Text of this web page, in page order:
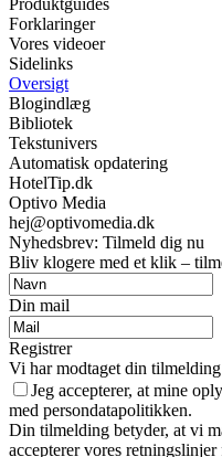
Forklaringer
Vores videoer
Sidelinks
Oversigt
Blogindlæg
Bibliotek
Tekstunivers
Automatisk opdatering
HotelTip.dk
Optivo Media
hej@optivomedia.dk
Nyhedsbrev: Tilmeld dig nu
Bliv klogere med et klik –
Din mail
Registrer
Vi har modtaget din
Jeg accepterer, at mine
med persondatapolitikken.
Din tilmelding betyder, at vi
accepterer vores